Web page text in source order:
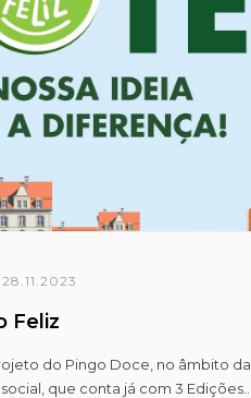
28.11.2023
Feliz
do Pingo Doce, no âmbito da
que conta já com 3 Edições....